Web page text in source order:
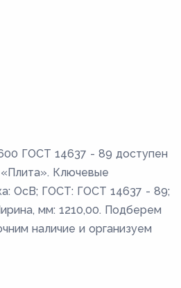
ГОСТ 14637 - 89 доступен
Ключевые
ОсВ; ГОСТ: ГОСТ 14637 - 89;
мм: 1210,00. Подберем
наличие и организуем